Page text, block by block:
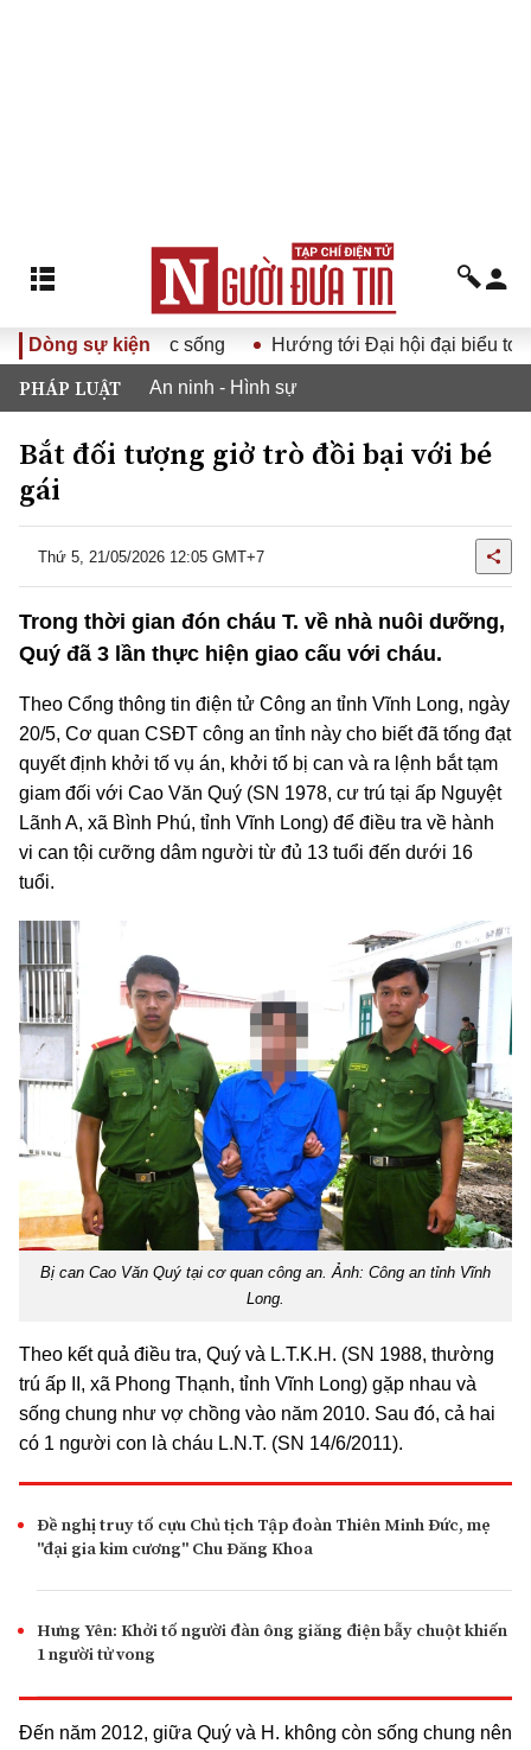
Dòng sự kiện
XIV vào cuộc sống Hướng tới Đại hội đại biểu toàn
PHÁP LUẬT An ninh - Hình sự
Bắt đối tượng giở trò đồi bại với bé
gái
Thứ 5, 21/05/2026 12:05 GMT+7
Trong thời gian đón cháu T. về nhà nuôi dưỡng,
Quý đã 3 lần thực hiện giao cấu với cháu.
Theo Cổng thông tin điện tử Công an tỉnh Vĩnh Long, ngày
20/5, Cơ quan CSĐT công an tỉnh này cho biết đã tống đạt
quyết định khởi tố vụ án, khởi tố bị can và ra lệnh bắt tạm
giam đối với Cao Văn Quý (SN 1978, cư trú tại ấp Nguyệt
Lãnh A, xã Bình Phú, tỉnh Vĩnh Long) để điều tra về hành
vi can tội cưỡng dâm người từ đủ 13 tuổi đến dưới 16
tuổi.
Bị can Cao Văn Quý tại cơ quan công an. Ảnh: Công an tỉnh Vĩnh
Long.
Theo kết quả điều tra, Quý và L.T.K.H. (SN 1988, thường
trú ấp II, xã Phong Thạnh, tỉnh Vĩnh Long) gặp nhau và
sống chung như vợ chồng vào năm 2010. Sau đó, cả hai
có 1 người con là cháu L.N.T. (SN 14/6/2011).
Đề nghị truy tố cựu Chủ tịch Tập đoàn Thiên Minh Đức, mẹ
"đại gia kim cương" Chu Đăng Khoa
Hưng Yên: Khởi tố người đàn ông giăng điện bẫy chuột khiến
1 người tử vong
Đến năm 2012, giữa Quý và H. không còn sống chung nên